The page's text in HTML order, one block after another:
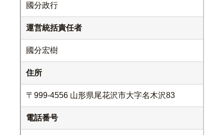
國分政行
運営統括責任者
國分宏樹
住所
〒999-4556 山形県尾花沢市大字名木沢83
電話番号